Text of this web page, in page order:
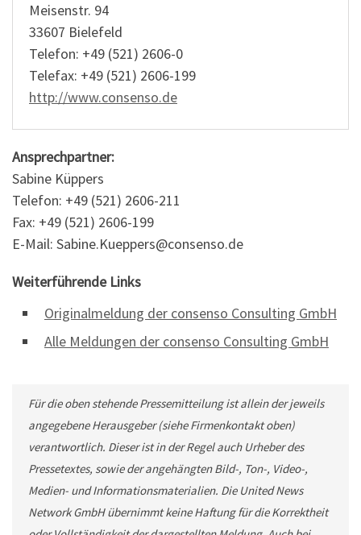
Meisenstr. 94
33607 Bielefeld
Telefon: +49 (521) 2606-0
Telefax: +49 (521) 2606-199
http://www.consenso.de
Ansprechpartner:
Sabine Küppers
Telefon: +49 (521) 2606-211
Fax: +49 (521) 2606-199
E-Mail: Sabine.Kueppers@consenso.de
Weiterführende Links
Originalmeldung der consenso Consulting GmbH
Alle Meldungen der consenso Consulting GmbH
Für die oben stehende Pressemitteilung ist allein der jeweils
angegebene Herausgeber (siehe Firmenkontakt oben)
verantwortlich. Dieser ist in der Regel auch Urheber des
Pressetextes, sowie der angehängten Bild-, Ton-, Video-,
Medien- und Informationsmaterialien. Die United News
Network GmbH übernimmt keine Haftung für die Korrektheit